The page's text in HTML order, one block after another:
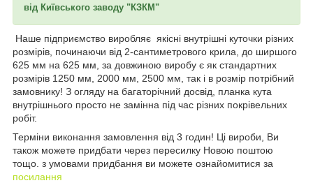
від Київського заводу "КЗКМ"
Наше підприємство виробляє якісні внутрішні куточки різних
розмірів, починаючи від 2-сантиметрового крила, до ширшого
625 мм на 625 мм, за довжиною виробу є як стандартних
розмірів 1250 мм, 2000 мм, 2500 мм, так і в розмір потрібний
замовнику! З огляду на багаторічний досвід, планка кута
внутрішнього просто не замінна під час різних покрівельних
робіт.
Терміни виконання замовлення від 3 годин! Ці вироби, Ви
також можете придбати через пересилку Новою поштою
тощо. з умовами придбання ви можете ознайомитися за
посилання